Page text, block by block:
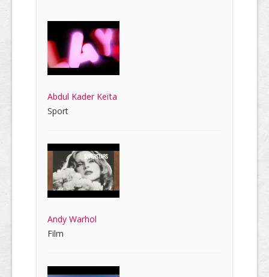
Abdul Kader Keïta
Sport
Andy Warhol
Film